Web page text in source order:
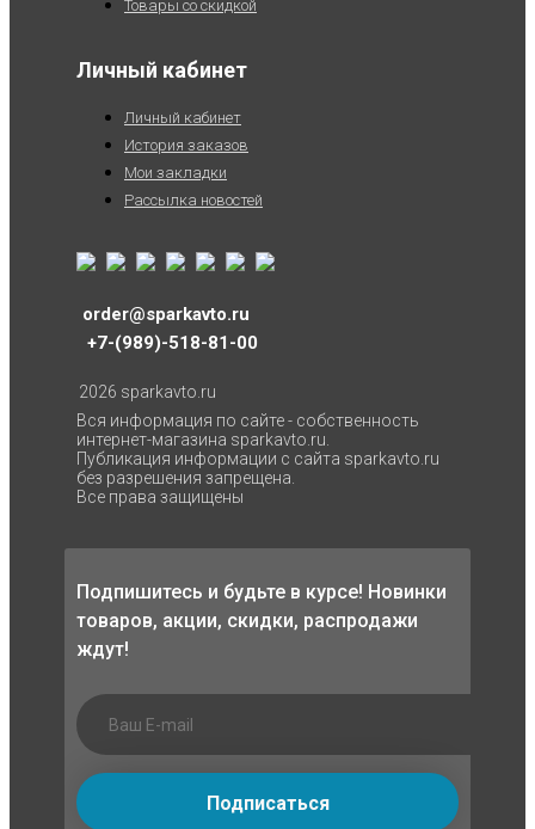
Товары со скидкой
Личный кабинет
Личный кабинет
История заказов
Мои закладки
Рассылка новостей
order@sparkavto.ru
+7-(989)-518-81-00
2026 sparkavto.ru
Вся информация по сайте - собственность
интернет-магазина sparkavto.ru.
Публикация информации с сайта sparkavto.ru
без разрешения запрещена.
Все права защищены
Подпишитесь и будьте в курсе! Новинки
товаров, акции, скидки, распродажи
ждут!
Подписаться